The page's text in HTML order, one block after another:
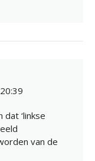
‘linkse
van de